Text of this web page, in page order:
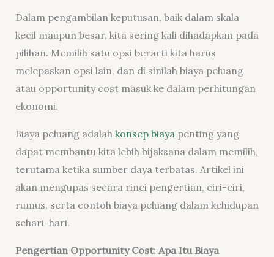
Dalam pengambilan keputusan, baik dalam skala
kecil maupun besar, kita sering kali dihadapkan pada
pilihan. Memilih satu opsi berarti kita harus
melepaskan opsi lain, dan di sinilah biaya peluang
atau opportunity cost masuk ke dalam perhitungan
ekonomi.
Biaya peluang adalah konsep biayapenting yang
dapat membantu kita lebih bijaksana dalam memilih,
terutama ketika sumber daya terbatas. Artikel ini
akan mengupas secara rinci pengertian, ciri-ciri,
rumus, serta contoh biaya peluang dalam kehidupan
sehari-hari.
Pengertian Opportunity Cost: Apa Itu Biaya